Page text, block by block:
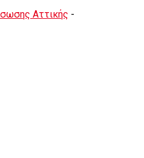
Αττικής -